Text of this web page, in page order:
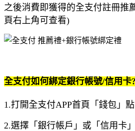
之後消費即獲得的全支付註冊推
頁右上角可查看)
全支付如何綁定銀行帳號/信用卡?
1.打開全支付APP首頁「錢包」點
2.選擇「銀行帳戶」或「信用卡